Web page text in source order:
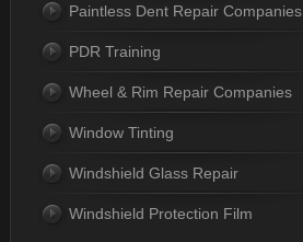
Paintless Dent Repair Companies
PDR Training
Wheel & Rim Repair Companies
Window Tinting
Windshield Glass Repair
Windshield Protection Film